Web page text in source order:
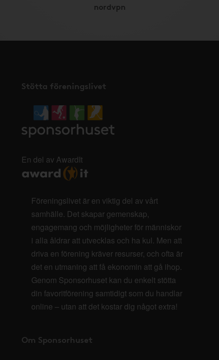
nordvpn
Stötta föreningslivet
En del av AwardIt
Föreningslivet är en viktig del av vårt
samhälle. Det skapar gemenskap,
engagemang och möjligheter för människor
i alla åldrar att utvecklas och ha kul. Men att
driva en förening kräver resurser, och ofta är
det en utmaning att få ekonomin att gå ihop.
Genom Sponsorhuset kan du enkelt stötta
din favoritförening samtidigt som du handlar
online – utan att det kostar dig något extra!
Om Sponsorhuset